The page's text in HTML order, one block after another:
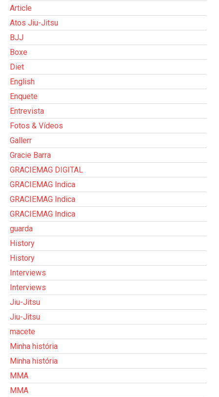
Article
Atos Jiu-Jitsu
BJJ
Boxe
Diet
English
Enquete
Entrevista
Fotos & Vídeos
Gallerr
Gracie Barra
GRACIEMAG DIGITAL
GRACIEMAG Indica
GRACIEMAG Indica
GRACIEMAG Indica
guarda
History
History
Interviews
Interviews
Jiu-Jitsu
Jiu-Jitsu
macete
Minha história
Minha história
MMA
MMA